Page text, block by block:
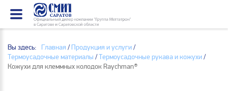
Вы здесь: Главная /Продукция и услуги/
Термоусадочные материалы /Термоусадочные рукава и кожухи/
Кожухи для клеммных колодок Raychman®